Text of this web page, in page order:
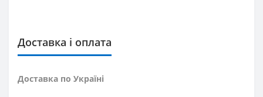
Доставка і оплата
Доставка по Україні